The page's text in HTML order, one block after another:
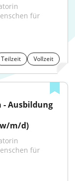
für
Teilzeit Vollzeit
- Ausbildung
m/d)
für